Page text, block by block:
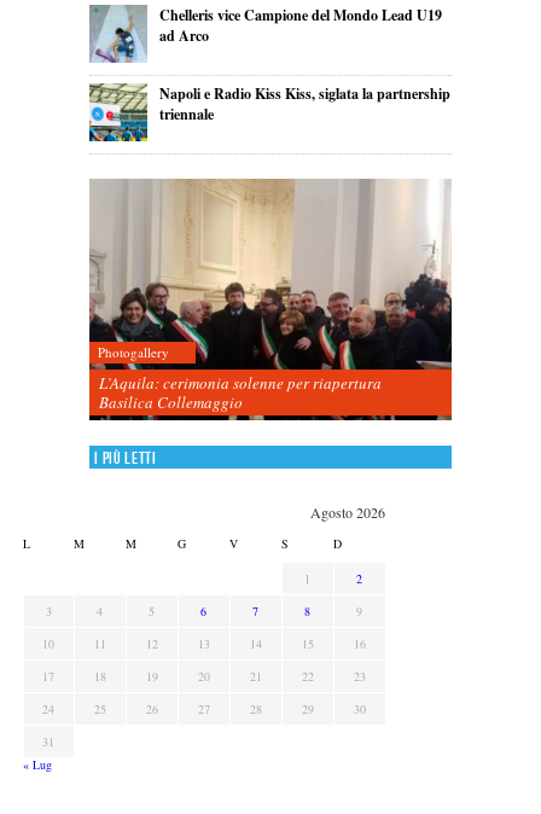
Chelleris vice Campione del Mondo Lead U19
ad Arco
Napoli e Radio Kiss Kiss, siglata la partnership
triennale
Photogallery
L’Aquila: cerimonia solenne per riapertura
Basilica Collemaggio
I più letti
Agosto 2026
L M M G V S D
1
2
3
4 5 6 7 8
9
10
11 12 13 14 15
16
17
18 19 20 21 22
23
24
25 26 27 28 29
30
31
« Lug